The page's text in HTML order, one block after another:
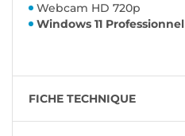
Webcam HD 720p
Windows 11 Professionnel
FICHE TECHNIQUE